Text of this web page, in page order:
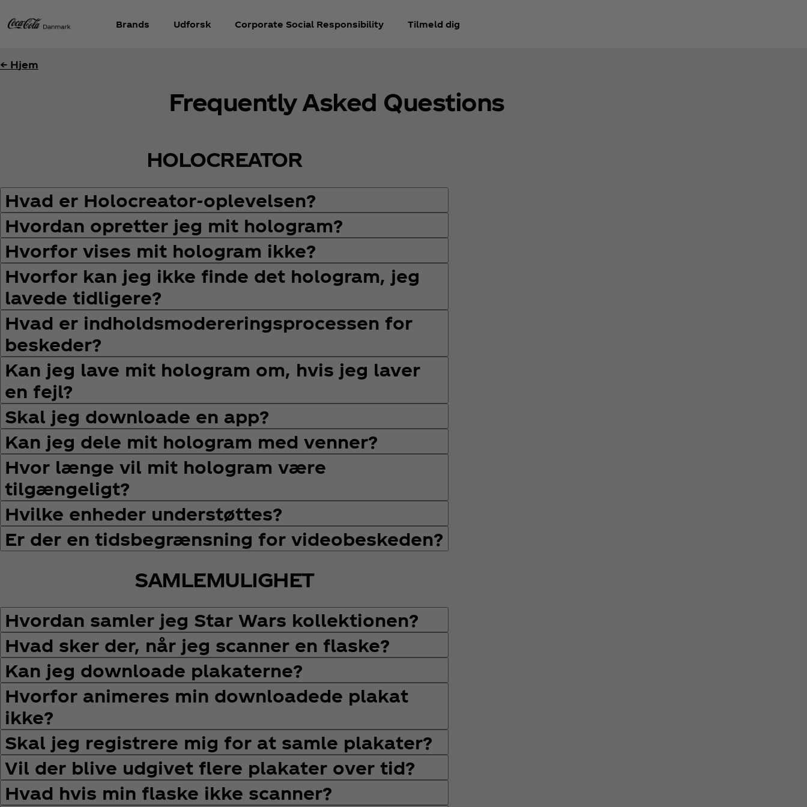
Brands Udforsk Corporate Social Responsibility Tilmeld dig
← Hjem
Frequently Asked Questions
HOLOCREATOR
Hvad er Holocreator-oplevelsen?
Hvordan opretter jeg mit hologram?
Hvorfor vises mit hologram ikke?
Hvorfor kan jeg ikke finde det hologram, jeg
lavede tidligere?
Hvad er indholdsmodereringsprocessen for
beskeder?
Kan jeg lave mit hologram om, hvis jeg laver
en fejl?
Skal jeg downloade en app?
Kan jeg dele mit hologram med venner?
Hvor længe vil mit hologram være
tilgængeligt?
Hvilke enheder understøttes?
Er der en tidsbegrænsning for videobeskeden?
SAMLEMULIGHET
Hvordan samler jeg Star Wars kollektionen?
Hvad sker der, når jeg scanner en flaske?
Kan jeg downloade plakaterne?
Hvorfor animeres min downloadede plakat
ikke?
Skal jeg registrere mig for at samle plakater?
Vil der blive udgivet flere plakater over tid?
Hvad hvis min flaske ikke scanner?